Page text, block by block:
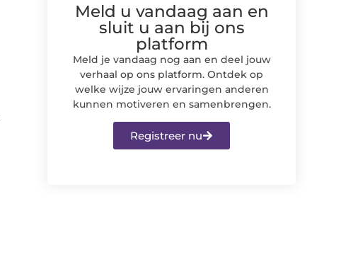
Meld u vandaag aan en
sluit u aan bij ons
platform
Meld je vandaag nog aan en deel jouw
verhaal op ons platform. Ontdek op
welke wijze jouw ervaringen anderen
kunnen motiveren en samenbrengen.
Registreer nu